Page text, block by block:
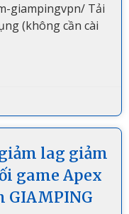
giampingvpn/ Tải
(không cần cài
lag giảm
game Apex
GIAMPING